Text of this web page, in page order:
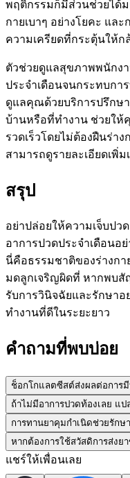
พฤติกรรมก็มีส่วนช่วยได้
กายเบาๆ อย่างโยคะ แล
ความเครียดที่กระตุ้นให้ก
ตัวช่วยดูแลสุขภาพพนักง
ประจำเดือนจนกระทบการ
ดูแลคุณด้วยบริการปรึกษ
บ้านหรือที่ทำงาน ช่วยให้
รวดเร็วโดยไม่ต้องฝืนร่าง
สามารถดูรายละเอียดเพิ่ม
สรุป
อย่าปล่อยให้ความเจ็บปว
อาการปวดประจำเดือนอ
นี่คือธรรมชาติของร่างก
มดลูกเจริญผิดที่ หากพบ
รับการวินิจฉัยและรักษา
ทำงานที่ดีในระยะยาว
คำถามที่พบบ่อย
ช็อกโกแลตซีสต์ส่งผลต่อการ
ถ้าไม่มีอาการปวดท้องเลย แ
การทานยาคุมกำเนิดช่วยรักษ
หากต้องการใช้สวัสดิการส่งย
แชร์ให้เพื่อนเลย